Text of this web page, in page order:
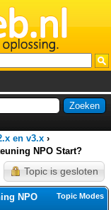
*
en v3.x ›
NPO Start?
Topic is gesloten
Topic Modes
NPO